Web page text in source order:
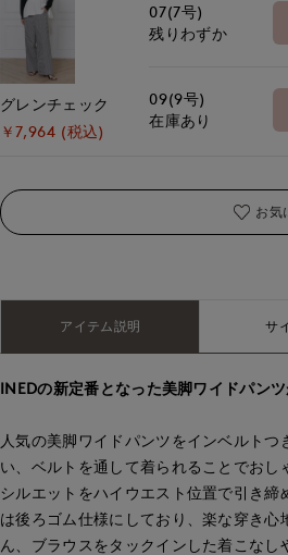
グレンチェック
￥7,964 (税込)
07(7号)
残りわずか
09(9号)
在庫あり
お気
アイテム説明 サ
INEDの新定番となった美脚ワイドパン
人気の美脚ワイドパンツをインベルト
い、ベルトを通して着られることでお
シルエットをハイウエスト位置で引き
は後ろゴム仕様にしており、楽な穿き
ん、ブラウスをタックインした着こな